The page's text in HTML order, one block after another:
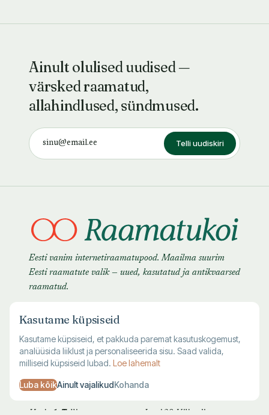
Ainult olulised uudised —
värsked raamatud,
allahindlused, sündmused.
Telli uudiskiri
Eesti vanim internetiraamatupood. Maailma suurim
Eesti raamatute valik — uued, kasutatud ja antikvaarsed
raamatud.
TALLINNA KAUPLUS VILJANDI KAUPLUS
Kasutame küpsiseid
Kasutame küpsiseid, et pakkuda paremat kasutuskogemust,
analüüsida liiklust ja personaliseerida sisu. Saad valida,
milliseid küpsiseid lubad. Loe lahemalt
Luba kõikAinult vajalikudKohanda